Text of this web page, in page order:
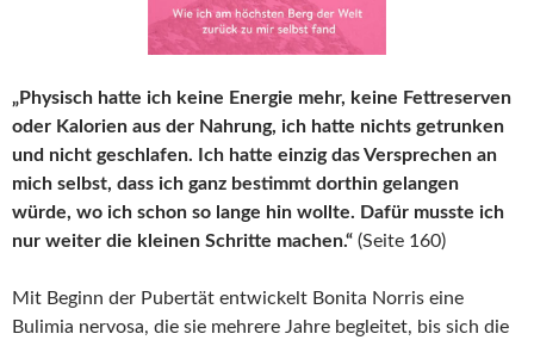
„Physisch hatte ich keine Energie mehr, keine Fettreserven
oder Kalorien aus der Nahrung, ich hatte nichts getrunken
und nicht geschlafen. Ich hatte einzig das Versprechen an
mich selbst, dass ich ganz bestimmt dorthin gelangen
würde, wo ich schon so lange hin wollte. Dafür musste ich
nur weiter die kleinen Schritte machen.“ (Seite 160)
Mit Beginn der Pubertät entwickelt Bonita Norris eine
Bulimia nervosa, die sie mehrere Jahre begleitet, bis sich die